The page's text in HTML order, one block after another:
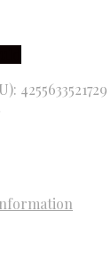
4255633521729